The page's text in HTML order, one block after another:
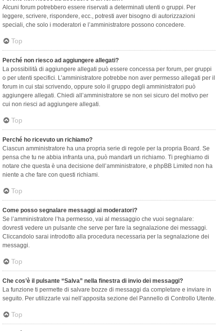
Alcuni forum potrebbero essere riservati a determinati utenti o gruppi. Per
leggere, scrivere, rispondere, ecc., potresti aver bisogno di autorizzazioni
speciali, che solo i moderatori e l’amministratore possono concedere.
Top
Perché non riesco ad aggiungere allegati?
La possibilità di aggiungere allegati può essere concessa per forum, per gruppi
o per utenti specifici. L’amministratore potrebbe non aver permesso allegati per il
forum in cui stai scrivendo, oppure solo il gruppo degli amministratori può
aggiungere allegati. Chiedi all’amministratore se non sei sicuro del motivo per
cui non riesci ad aggiungere allegati.
Top
Perché ho ricevuto un richiamo?
Ciascun amministratore ha una propria serie di regole per la propria Board. Se
pensa che tu ne abbia infranta una, può mandarti un richiamo. Ti preghiamo di
notare che questa è una decisione dell’amministratore, e phpBB Limited non ha
niente a che fare con questi richiami.
Top
Come posso segnalare messaggi ai moderatori?
Se l’amministratore l’ha permesso, vai al messaggio che vuoi segnalare:
dovresti vedere un pulsante che serve per fare la segnalazione dei messaggi.
Cliccandolo sarai introdotto alla procedura necessaria per la segnalazione dei
messaggi.
Top
Che cos’è il pulsante “Salva” nella finestra di invio dei messaggi?
La funzione ti permette di salvare bozze di messaggi da completare e inviare in
seguito. Per utilizzarle vai nell’apposita sezione del Pannello di Controllo Utente.
Top